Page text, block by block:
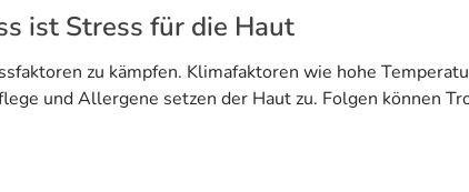
ist Stress für die Haut
zu kämpfen. Klimafaktoren wie hohe
und Allergene setzen der Haut zu. Folgen können